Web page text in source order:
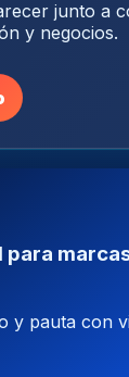
junto a
y negocios.
y pauta con